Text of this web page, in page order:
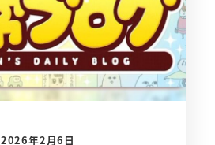
2026年2月6日